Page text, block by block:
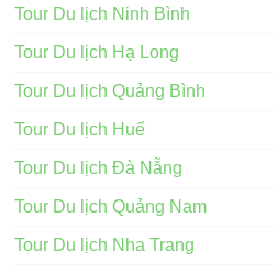
Tour Du lịch Ninh Bình
Tour Du lịch Hạ Long
Tour Du lịch Quảng Bình
Tour Du lịch Huế
Tour Du lịch Đà Nẵng
Tour Du lịch Quảng Nam
Tour Du lịch Nha Trang